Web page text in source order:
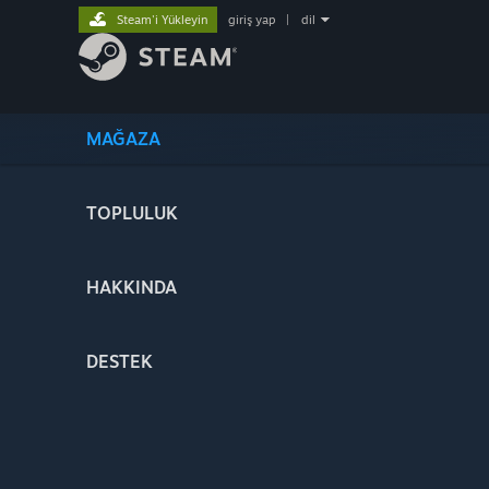
MAĞAZA
TOPLULUK
HAKKINDA
DESTEK
Steam'i Yükleyin giriş yap dil